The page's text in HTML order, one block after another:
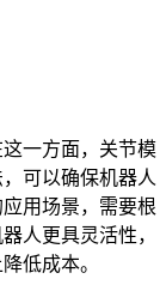
一方面，关节模
可以确保机器人
用场景，需要根
人更具灵活性，
低成本。